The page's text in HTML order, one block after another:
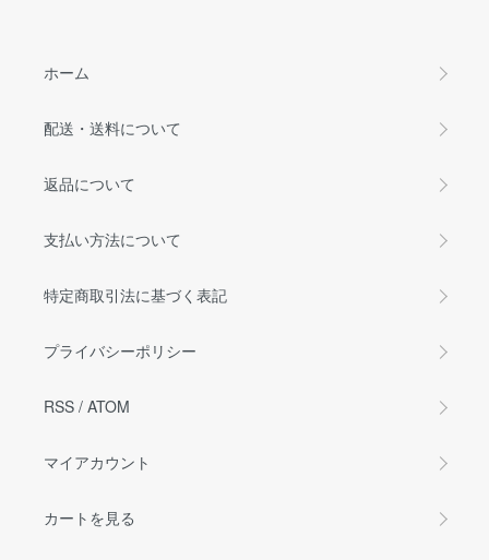
ホーム
配送・送料について
返品について
支払い方法について
特定商取引法に基づく表記
プライバシーポリシー
RSS / ATOM
マイアカウント
カートを見る